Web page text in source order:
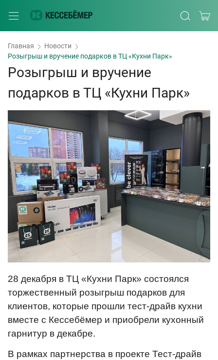
Главная
Новости
Розыгрыш и вручение подарков в ТЦ «Кухни Парк»
Розыгрыш и вручение
подарков в ТЦ «Кухни Парк»
28 декабря в ТЦ «Кухни Парк» состоялся
торжественный розыгрыш подарков для
клиентов, которые прошли тест-драйв кухни
вместе с Кессебёмер и приобрели кухонный
гарнитур в декабре.
В рамках партнерства в проекте Тест-драйв